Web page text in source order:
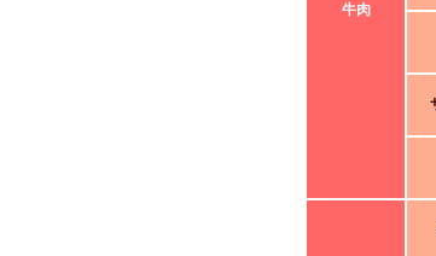
牛肉